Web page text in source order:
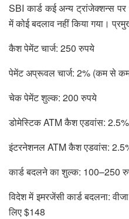
SBI कार्ड कई अन्य ट्रांजेक्शन्स
में कोई बदलाव नहीं किया गया।
कैश पेमेंट चार्ज: 250 रुपये
पेमेंट अप्रूवल चार्ज: 2% (कम से
चेक पेमेंट शुल्क: 200 रुपये
डोमेस्टिक ATM कैश एडवांस:
इंटरनेशनल ATM कैश एडवांस:
कार्ड बदलने का शुल्क: 100–250
विदेश में इमरजेंसी कार्ड बदलना:
लिए $148